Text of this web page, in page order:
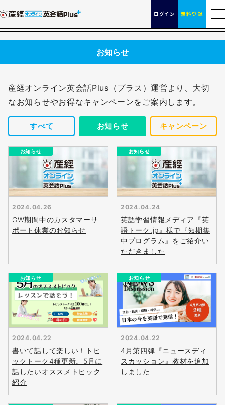
ログイン 無料登録
お知らせ
産経オンライン英会話Plus（プラス）運営より、大切
なお知らせやお得なキャンペーンをご案内します。
すべて お知らせ キャンペーン
お知らせ
2024.04.26
GW期間中のカスタマーサ
ポート休業のお知らせ
お知らせ
2024.04.24
英語学習情報メディア『英
語トーク.jp』様で『短期集
中プログラム』をご紹介い
ただきました
お知らせ
2024.04.22
書いて話して楽しい！トピ
ックトーク4種更新。5月に
話したいオススメトピック
紹介
お知らせ
2024.04.22
4月第四弾『ニュースディ
スカッション』教材を追加
しました